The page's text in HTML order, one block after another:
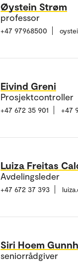
Øystein Strøm
professor
+47 97968500
Eivind Greni
Prosjektcontroller
+47 672 35 901 +47
Luiza Freitas
Avdelingsleder
+47 672 37 393
Siri Hoem
seniorrådgiver